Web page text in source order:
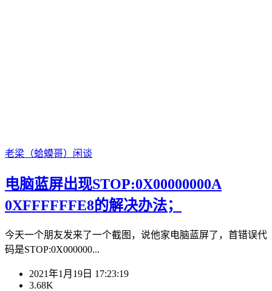
老梁（蛤蟆哥） 闲谈
电脑蓝屏出现STOP:0X00000000A
0XFFFFFFE8的解决办法；
今天一个朋友发来了一个截图，说他家电脑蓝屏了，首错误代
码是STOP:0X000000...
2021年1月19日 17:23:19
3.68K